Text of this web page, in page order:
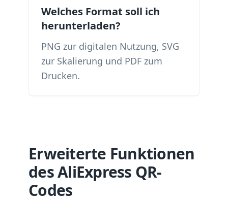
Welches Format soll ich
herunterladen?
PNG zur digitalen Nutzung, SVG
zur Skalierung und PDF zum
Drucken.
Erweiterte Funktionen
des AliExpress QR-
Codes